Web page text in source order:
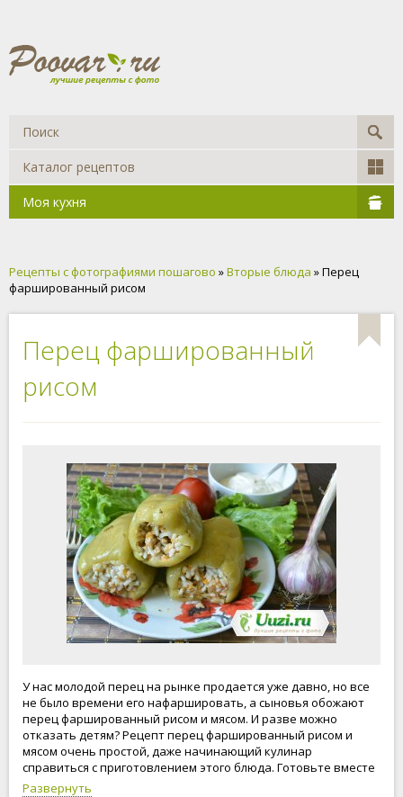
Каталог рецептов
Моя кухня
Рецепты с фотографиями пошагово »Вторые блюда » Перец
фаршированный рисом
Перец фаршированный
рисом
У нас молодой перец на рынке продается уже давно, но все
не было времени его нафаршировать, а сыновья обожают
перец фаршированный рисом и мясом. И разве можно
отказать детям? Рецепт перец фаршированный рисом и
мясом очень простой, даже начинающий кулинар
справиться с приготовлением этого блюда. Готовьте вместе
с нами, будьте счастливы и любимы!
Развернуть